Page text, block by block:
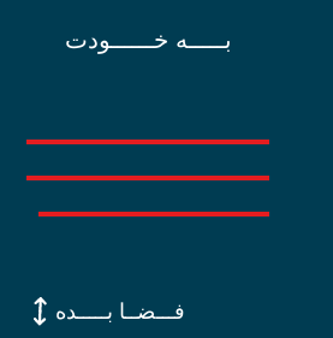
بـــــه خــــــودت
فـــضــا بـــــده